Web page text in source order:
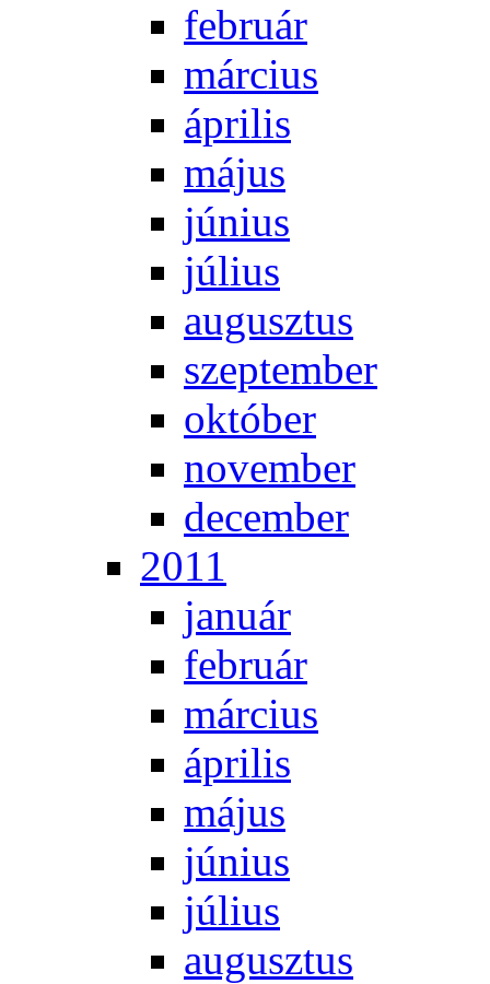
feb­ru­ár
már­ci­us
áp­ri­lis
má­jus
jú­ni­us
jú­li­us
au­gusz­tus
szep­tem­ber
ok­tó­ber
no­vem­ber
de­cem­ber
2011
ja­nu­ár
feb­ru­ár
már­ci­us
áp­ri­lis
má­jus
jú­ni­us
jú­li­us
au­gusz­tus